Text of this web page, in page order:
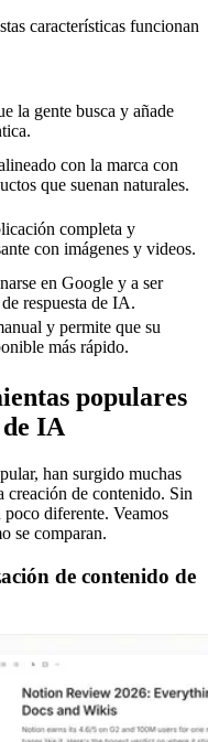
características funcionan
la gente busca y añade
con la marca con
que suenan naturales.
completa y
con imágenes y videos.
en Google y a ser
respuesta de IA.
y permite que su
más rápido.
populares
IA
han surgido muchas
creación de contenido. Sin
diferente. Veamos
se comparan.
de contenido de